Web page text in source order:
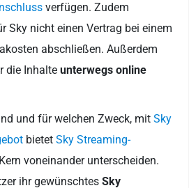
verfügen. Zudem
Sky nicht einen Vertrag bei einem
abschließen. Außerdem
die Inhalte unterwegs online
und für welchen Zweck, mit Sky
bietet Sky Streaming-
voneinander unterscheiden.
ihr gewünschtes Sky